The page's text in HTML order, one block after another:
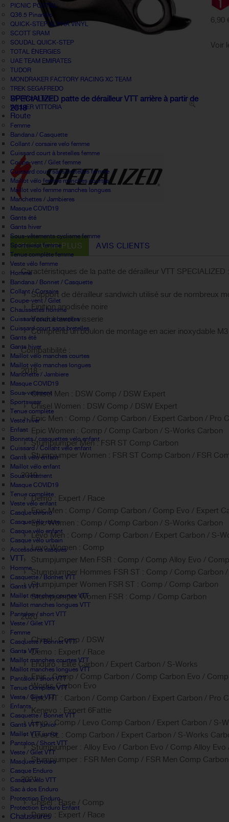
PICNIC POSTNL
Q36.5 Pinarello
QUICK-STEP ALPHA VINYL
SCOTT SRAM
SOUDAL QUICK-STEP
TOTAL ÉNERGIES
UAE TEAM EMIRATES
TUDOR
MONDRAKER FACTORY RACING XC TEAM
TREK SEGAFREDO
UCI World Tour
WILLIER VITTORIA
Route
Femme
Bandana / Casquette
Collant / corsaire velo femme
Cuissard court à bretelles femme
Coupe-vent / Gilet femme
Cuissard court sans bretelles femme
Maillot vélo femme manches courtes
Maillot velo femme manches longues
Manchettes / Jambieres
Masque COVID19
Gants été
Gants hiver
Sous-vêtements cyclisme femme
Sportswear femme
Tenue complète femme
Veste vélo femme
Homme
Bandana / Bonnet / Casquette
Collant / Corsaire
Coupe-vent / Gilet
Chaussettes homme
Cuissard court à bretelles
Cuissard court sans bretelles
Gants été
Gants hiver
Maillot vélo manches courtes
Maillot vélo manches longues
Manchette / Jambiere
Masque COVID19
Sous-vetement
Sportswear
Tenue complète
Veste hiver
Enfant
Bonnets / casquettes velo enfant
Cuissard / Collant vélo enfant
Gants vélo enfant
Maillot vélo enfant
Sous-vetement
Masque COVID19
Tenue complète
Veste vélo enfant
Casque chrono
Casque vélo route
Casque vélo enfant
Casque vélo urbain
Accessoires casques
VTT
Homme
Casquette / Bonnet VTT
Gants VTT
Maillot manches courtes VTT
Maillot manches longues VTT
Pantalon / short VTT
Veste / Gilet VTT
Femme
Casquette / Bonnet VTT
Gants VTT
Maillot manches courtes VTT
Maillot manches longues VTT
Pantalon / short VTT
Tenue Complète VTT
Veste / Gilet VTT
Enfants
Casquette / Bonnet VTT
Gants VTT junior
Maillot VTT junior
Pantalon / Short VTT
Veste / Gilet VTT
Masques Enduro
Casque Enduro
Casque vélo VTT
Sac à dos Enduro
Protection Enduro
Protection Enduro Enfant
Chaussures
SPECIALIZED patte de dérailleur VTT arrière à partir de
2018
6,90
Voir
EN SAVOIR PLUS AVIS CLIENTS
Caractéristiques de la patte de dérailleur VTT SPECIALIZED :
Support de dérailleur sandwich utilisé sur de nombreux
Finition anodisée noire
Vendue avec visserie
Comprend un boulon de montage en acier inoxydable
Compatibilité :
2018 :
Chisel Men : DSW Comp / DSW Expert
Chisel Women : DSW Comp / DSW Expert
Epic Men : Comp / Comp Carbon / Expert Carbon / Pro
Epic Women : Comp / Comp Carbon / S-Works Carbon
Stumpjumper Men : FSR ST Comp Carbon
Stumpjumper Women : FSR ST Comp Carbon / FSR
2019 :
Demo : Expert / Race
Epic Men : Comp / Comp Carbon / Comp Evo / Expert
Epic Women : Comp / Comp Carbon / S-Works Carbon
Levo Men : Comp / Comp Carbon / Expert Carbon / S-
Levo Women : Comp
Stumpjumper Men FSR : Comp / Comp Alloy Evo /
Stumpjumper Hommes FSR ST : Comp / Comp Carbon
Stumpjumper Women FSR ST : Comp / Comp Carbon
Stumpjumper Women FSR : Comp / Comp Carbon
2020 :
Chisel : Comp / DSW
Demo : Expert / Race
Enduro : Elite Carbon / Expert Carbon / S-Works
Epic : Comp / Comp Carbon / Comp Carbon Evo /
Works Carbon Evo
Epic HT : Carbon / Comp Carbon / Expert Carbon / Pro
Kenevo : Expert 6Fattie
Levo : Comp / Levo Comp Carbon / Expert Carbon / S-
Levo SL : Comp Carbon / Expert Carbon / S-Works
Stumpjumper : Alloy Evo / Carbon Evo / Comp Alloy
Stumpjumper : FSR Men Comp / FSR Men Comp
2021 :
Chisel : Base / Comp
Demo : Expert / Race